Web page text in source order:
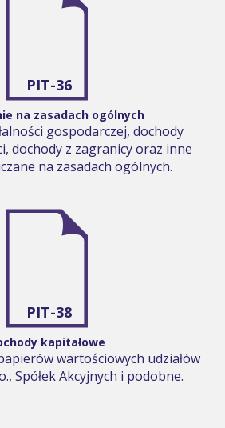
PIT-36
na zasadach ogólnych
gospodarczej, dochody
dochody z zagranicy oraz inne
na zasadach ogólnych.
PIT-38
kapitałowe
wartościowych udziałów
Spółek Akcyjnych i podobne.